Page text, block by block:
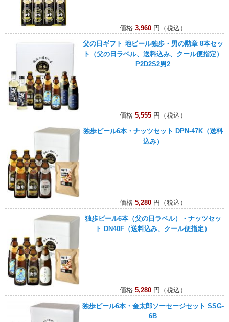
価格 3,960円（税込）
父の日ギフト 地ビール独歩・男の勲章 8本セッ
ト（父の日ラベル、送料込み、クール便指定）
P2D2S2男2
価格 5,555円（税込）
独歩ビール6本・ナッツセット DPN-47K（送料
込み）
価格 5,280円（税込）
独歩ビール6本（父の日ラベル）・ナッツセッ
ト DN40F（送料込み、クール便指定）
価格 5,280円（税込）
独歩ビール6本・金太郎ソーセージセット SSG-
6B